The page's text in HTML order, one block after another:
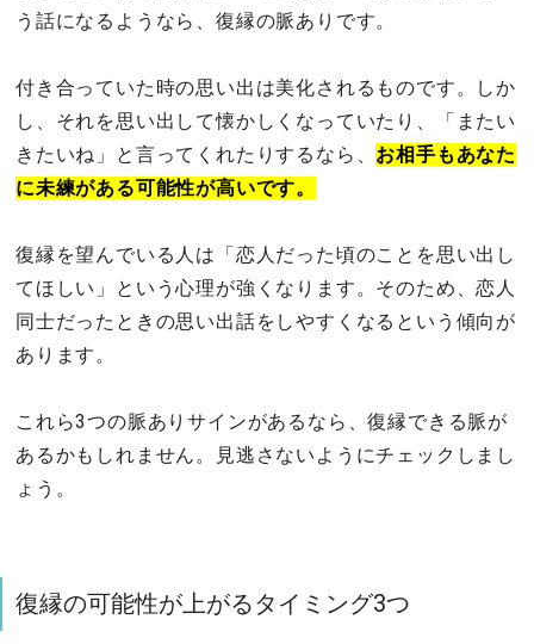
う話になるようなら、復縁の脈ありです。
付き合っていた時の思い出は美化されるものです。しか
し、それを思い出して懐かしくなっていたり、「またい
きたいね」と言ってくれたりするなら、 お相手もあなた
に未練がある可能性が高いです。
復縁を望んでいる人は「恋人だった頃のことを思い出し
てほしい」という心理が強くなります。そのため、恋人
同士だったときの思い出話をしやすくなるという傾向が
あります。
これら3つの脈ありサインがあるなら、復縁できる脈が
あるかもしれません。見逃さないようにチェックしまし
ょう。
復縁の可能性が上がるタイミング3つ